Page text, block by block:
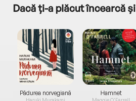
Dacă ți-a plăcut încearcă și
Pădurea norvegiană Hamnet